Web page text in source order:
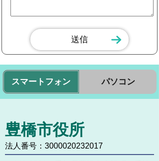
スマートフォン パソコン
豊橋市役所
法人番号：3000020232017